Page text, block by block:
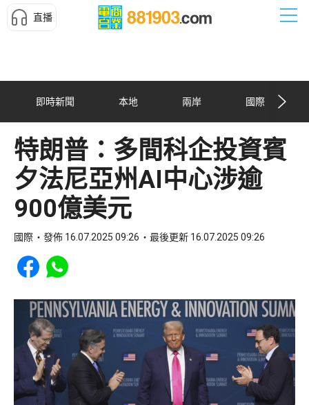
直播
即時新聞 本地 兩岸 國際
特朗普：多間科企投資賓
夕法尼亞州AI中心涉逾
900億美元
國際 發佈 16.07.2025 09:26 最後更新 16.07.2025 09:26
Share to Facebook
Share to WhatsApp